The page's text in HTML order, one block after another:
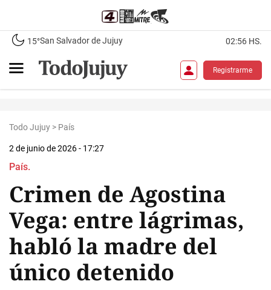
15°San Salvador de Jujuy 02:56 HS.
Registrarme
Todo Jujuy > País
2 de junio de 2026 - 17:27
País.
Crimen de Agostina
Vega: entre lágrimas,
habló la madre del
único detenido